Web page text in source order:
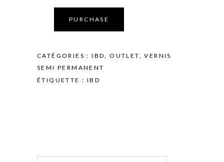
PURCHASE
CATÉGORIES :IBD,OUTLET,VERNIS
SEMI PERMANENT
ÉTIQUETTE : IBD